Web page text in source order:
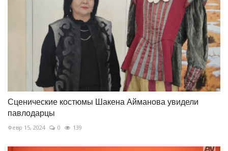
Сценические костюмы Шакена Айманова увидели
павлодарцы
Февр 15, 2024 0 139